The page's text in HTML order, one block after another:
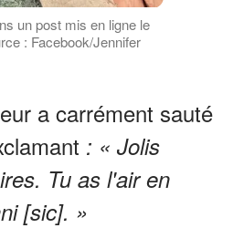
un post mis en ligne le
: Facebook/Jennifer
a carrément sauté
: « Jolis
Tu as l'air en
[sic]. »